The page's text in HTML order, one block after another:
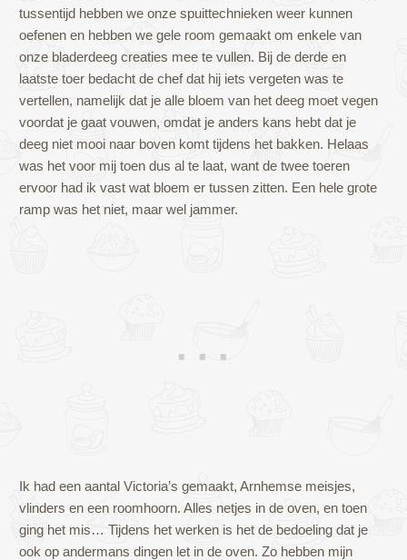
tussentijd hebben we onze spuittechnieken weer kunnen
oefenen en hebben we gele room gemaakt om enkele van
onze bladerdeeg creaties mee te vullen. Bij de derde en
laatste toer bedacht de chef dat hij iets vergeten was te
vertellen, namelijk dat je alle bloem van het deeg moet vegen
voordat je gaat vouwen, omdat je anders kans hebt dat je
deeg niet mooi naar boven komt tijdens het bakken. Helaas
was het voor mij toen dus al te laat, want de twee toeren
ervoor had ik vast wat bloem er tussen zitten. Een hele grote
ramp was het niet, maar wel jammer.
Ik had een aantal Victoria’s gemaakt, Arnhemse meisjes,
vlinders en een roomhoorn. Alles netjes in de oven, en toen
ging het mis… Tijdens het werken is het de bedoeling dat je
ook op andermans dingen let in de oven. Zo hebben mijn